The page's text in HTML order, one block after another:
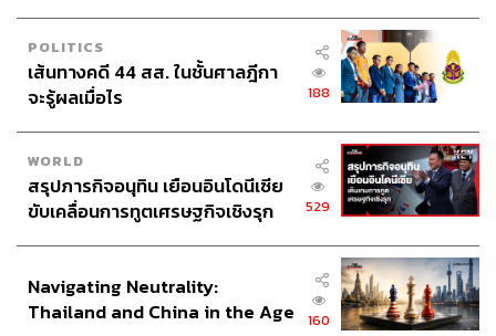
POLITICS
เส้นทางคดี 44 สส. ในชั้นศาลฎีกา
จะรู้ผลเมื่อไร
188
WORLD
สรุปภารกิจอนุทิน เยือนอินโดนีเซีย
ขับเคลื่อนการทูตเศรษฐกิจเชิงรุก
529
Navigating Neutrality:
Thailand and China in the Age
160